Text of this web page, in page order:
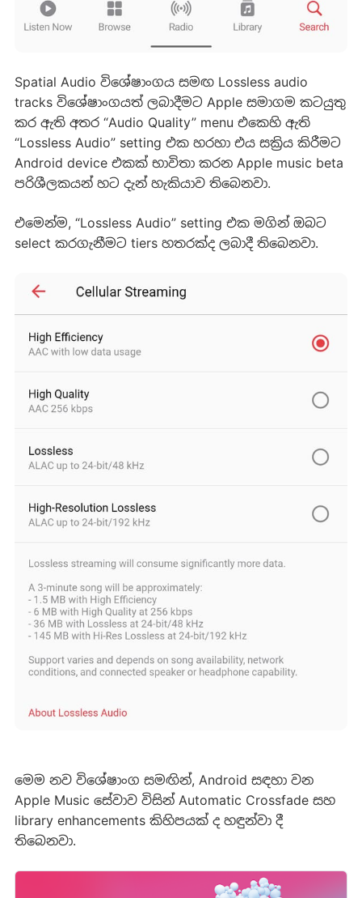
Spatial Audio විශේෂාංගය සමඟ Lossless audio
tracks විශේෂාංගයත් ලබාදීමට Apple සමාගම කටයුතු
කර ඇති අතර “Audio Quality” menu එකෙහි ඇති
“Lossless Audio” setting එක හරහා එය සක්‍රිය කිරීමට
Android device එකක් භාවිතා කරන Apple music beta
පරිශීලකයන් හට දැන් හැකියාව තිබෙනවා.
එමෙන්ම, “Lossless Audio” setting එක මගින් ඔබට
select කරගැනීමට tiers හතරක්ද ලබාදී තිබෙනවා.
මෙම නව විශේෂාංග සමඟින්, Android සඳහා වන
Apple Music සේවාව විසින් Automatic Crossfade සහ
library enhancements කිහිපයක් ද හඳුන්වා දී
තිබෙනවා.